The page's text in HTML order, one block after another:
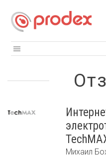
Михаил